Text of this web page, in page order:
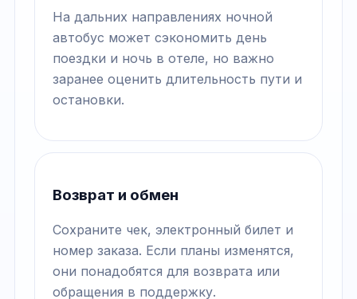
На дальних направлениях ночной
автобус может сэкономить день
поездки и ночь в отеле, но важно
заранее оценить длительность пути и
остановки.
Возврат и обмен
Сохраните чек, электронный билет и
номер заказа. Если планы изменятся,
они понадобятся для возврата или
обращения в поддержку.